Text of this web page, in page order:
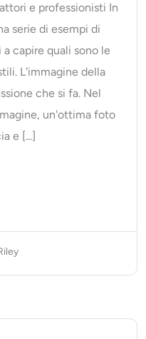
e professionisti In
serie di esempi di
capire quali sono le
L'immagine della
che si fa. Nel
un'ottima foto
e [...]